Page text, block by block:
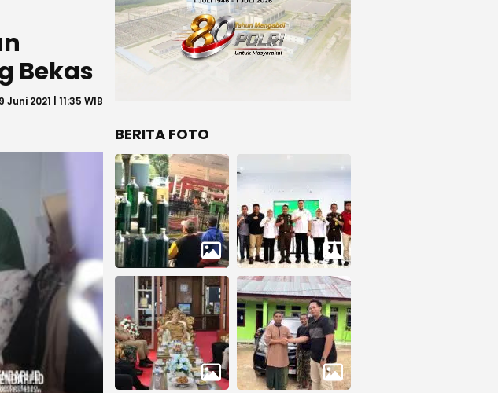
Bekas
Juni 2021 | 11:35 WIB
BERITA FOTO